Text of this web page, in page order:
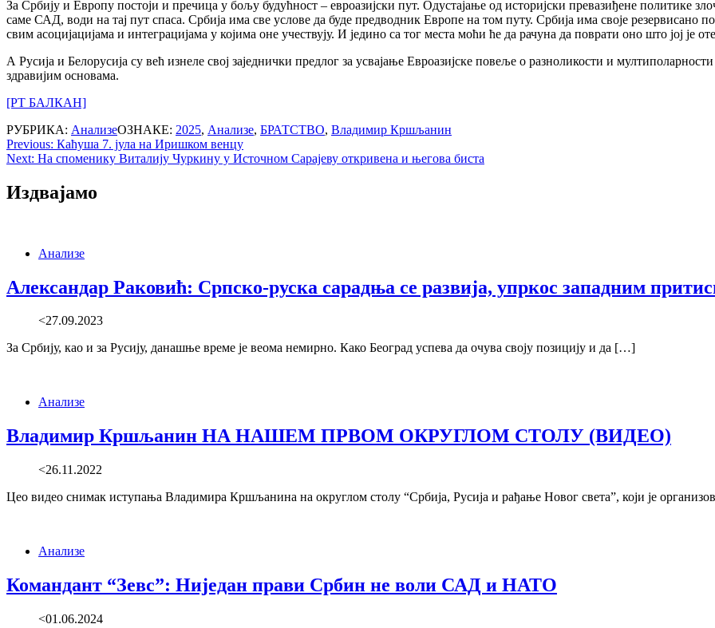
За Србију и Европу постоји и пречица у бољу будућност – евроазијски пут. Одустајање од историјски превазиђене политике
саме САД, води на тај пут спаса. Србија има све услове да буде предводник Европе на том путу. Србија има своје резервисано
свим асоцијацијама и интеграцијама у којима оне учествују. И једино са тог места моћи ће да рачуна да поврати оно што јој
А Русија и Белорусија су већ изнеле свој заједнички предлог за усвајање Евроазијске повеље о разноликости и
здравијим основама.
[РТ БАЛКАН]
РУБРИКА: АнализеОЗНАКЕ: 2025, Анализе, БРАТСТВО, Владимир Кршљанин
Post
navigation
Previous: Каћуша 7. јула на Иришком венцу
Next: На споменику Виталију Чуркину у Источном Сарајеву откривена и његова биста
Издвајамо
Анализе
Александар Раковић: Српско-руска сарадња се развија, упркос западним
<27.09.2023
За Србиjу, као и за Русиjу, данашње време jе веома немирно. Како Београд успева да очува своjу позициjу и да […]
Анализе
Владимир Кршљанин НА НАШЕМ ПРВОМ ОКРУГЛОМ СТОЛУ (ВИДЕО)
<26.11.2022
Цео видео снимак иступања Владимира Кршљанина на округлом столу “Србија, Русија и рађање Новог света”, који је
Анализе
Командант “Зевс”: Ниједан прави Србин не воли САД и НАТО
<01.06.2024